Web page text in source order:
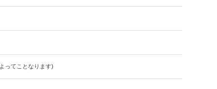
ってことなります)